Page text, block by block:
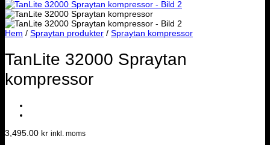
Hem / Spraytan produkter / Spraytan kompressor
TanLite 32000 Spraytan
kompressor
3,495.00 kr inkl. moms